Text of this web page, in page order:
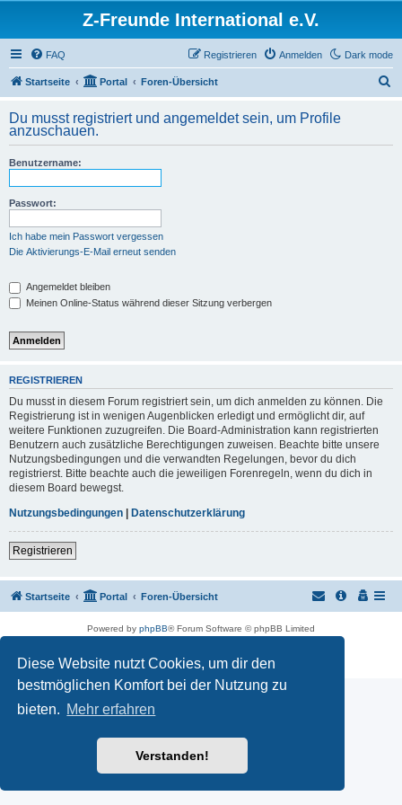
Diese Website nutzt Cookies, um dir den
bestmöglichen Komfort bei der Nutzung zu
bieten. Mehr erfahren
Verstanden!
Z-Freunde International e.V.
Dark mode
FAQ Anmelden
Registrieren
Startseite Portal Foren-Übersicht
h
Du musst registriert und angemeldet sein, um Profile
anzuschauen.
Benutzername:
Passwort:
Ich habe mein Passwort vergessen
Die Aktivierungs-E-Mail erneut senden
Angemeldet bleiben
Meinen Online-Status während dieser Sitzung verbergen
REGISTRIEREN
Du musst in diesem Forum registriert sein, um dich anmelden zu können. Die
Registrierung ist in wenigen Augenblicken erledigt und ermöglicht dir, auf
weitere Funktionen zuzugreifen. Die Board-Administration kann registrierten
Benutzern auch zusätzliche Berechtigungen zuweisen. Beachte bitte unsere
Nutzungsbedingungen und die verwandten Regelungen, bevor du dich
registrierst. Bitte beachte auch die jeweiligen Forenregeln, wenn du dich in
diesem Board bewegst.
Nutzungsbedingungen | Datenschutzerklärung
Registrieren
Startseite Portal Foren-Übersicht
Powered by phpBB® Forum Software © phpBB Limited
Datenschutz|Nutzungsbedingungen